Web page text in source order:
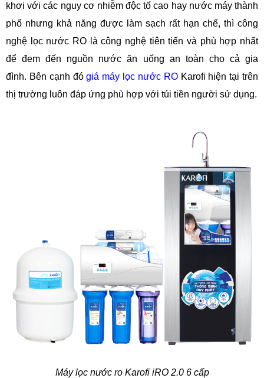
khơi với các nguy cơ nhiễm độc tố cao hay nước máy thành
phố nhưng khả năng được làm sạch rất hạn chế, thì công
nghệ lọc nước RO là công nghệ tiên tiến và phù hợp nhất
để đem đến nguồn nước ăn uống an toàn cho cả gia
đình. Bên cạnh đógiá máy lọc nước ROKarofi hiện tại trên
thị trường luôn đáp ứng phù hợp với túi tiền người sử dụng.
Máy lọc nước ro Karofi iRO 2.0 6 cấp